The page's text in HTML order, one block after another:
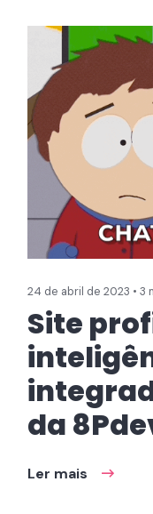
24 de abril de 2023 • 3
Site
da
Ler mais